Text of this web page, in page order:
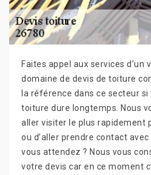
Faites appel aux services d’un
domaine de devis de toiture
la référence dans ce secteur
toiture dure longtemps. Nous
aller visiter le plus rapidement
ou d’aller prendre contact
vous attendez ? Nous vous
votre devis car en ce moment